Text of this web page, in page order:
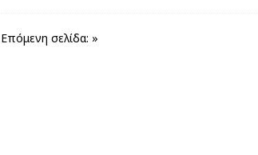
Επόμενη σελίδα: »